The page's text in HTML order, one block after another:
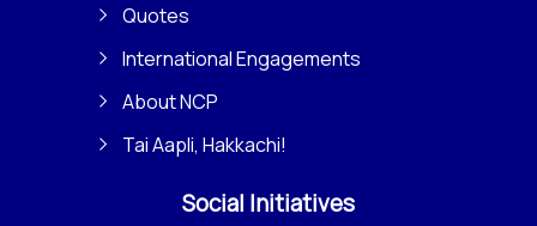
Quotes
International Engagements
About NCP
Tai Aapli, Hakkachi!
Social Initiatives